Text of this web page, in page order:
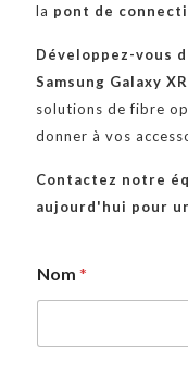
la pont de
Développez-vous
Samsung Galaxy
solutions de fibre
donner à vos
Contactez notre
aujourd'hui pour
Nom *